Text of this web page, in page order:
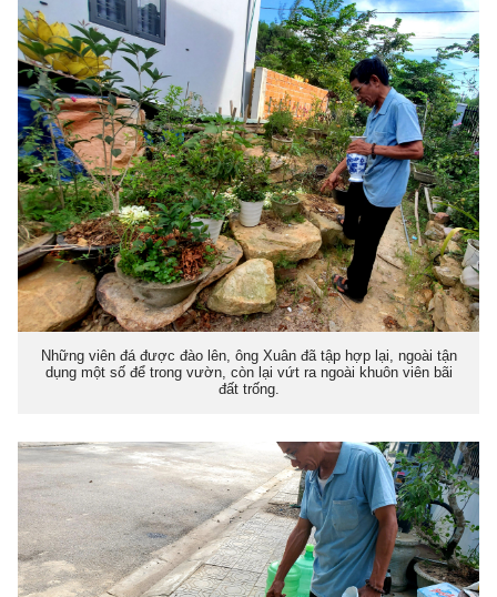
Những viên đá được đào lên, ông Xuân đã tập hợp lại, ngoài tận
dụng một số để trong vườn, còn lại vứt ra ngoài khuôn viên bãi
đất trống.